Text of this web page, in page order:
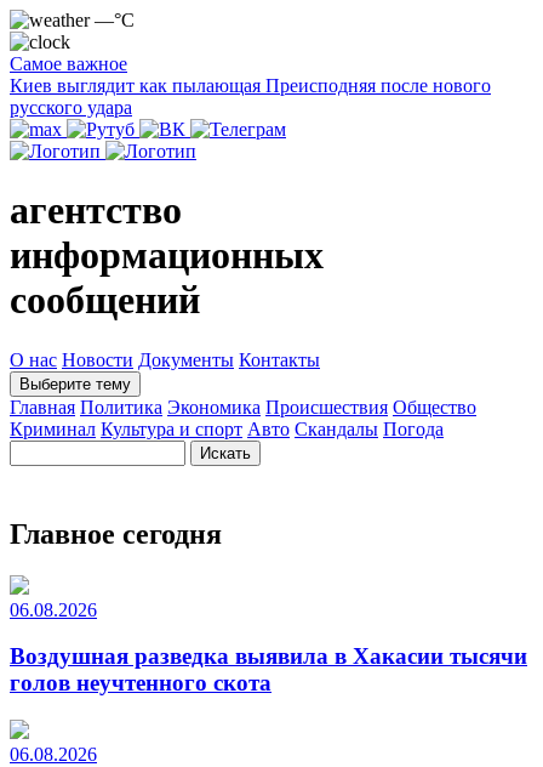
—°C
Самое важное
Киев выглядит как пылающая Преисподняя после нового
русского удара
агентство
информационных
сообщений
О нас Новости Документы Контакты
Выберите тему
Главная Политика Экономика Происшествия Общество
Криминал Культура и спорт Авто Скандалы Погода
Главное сегодня
06.08.2026
Воздушная разведка выявила в Хакасии тысячи
голов неучтенного скота
06.08.2026